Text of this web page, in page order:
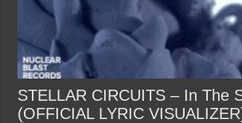
STELLAR CIRCUITS – In The
(OFFICIAL LYRIC